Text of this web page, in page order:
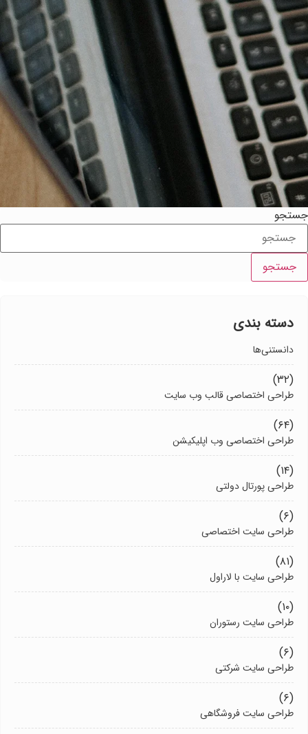
جستجو
جستجو
دسته بندی
دانستنی‌ها
(۳۲)
طراحی اختصاصی قالب وب سایت
(۶۴)
طراحی اختصاصی وب اپلیکیشن
(۱۴)
طراحی پورتال دولتی
(۶)
طراحی سایت اختصاصی
(۸۱)
طراحی سایت با لاراول
(۱۰)
طراحی سایت رستوران
(۶)
طراحی سایت شرکتی
(۶)
طراحی سایت فروشگاهی